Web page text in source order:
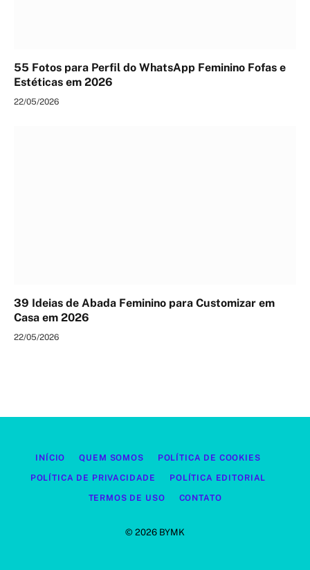
55 Fotos para Perfil do WhatsApp Feminino Fofas e
Estéticas em 2026
22/05/2026
39 Ideias de Abada Feminino para Customizar em
Casa em 2026
22/05/2026
INÍCIO QUEM SOMOS POLÍTICA DE COOKIES
POLÍTICA DE PRIVACIDADE POLÍTICA EDITORIAL
TERMOS DE USO CONTATO
© 2026 BYMK